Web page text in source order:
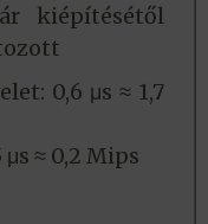
kiépítésétől
0,6 μs ≈ 1,7
≈ 0,2 Mips